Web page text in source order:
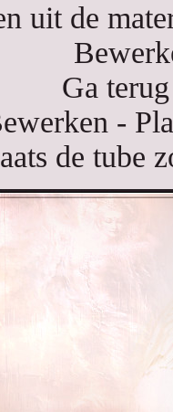
uit de
Ga
-
de tube